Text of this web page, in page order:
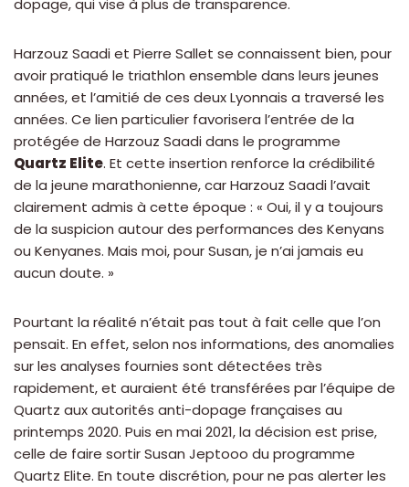
dopage, qui vise à plus de transparence.
Harzouz Saadi et Pierre Sallet se connaissent bien, pour
avoir pratiqué le triathlon ensemble dans leurs jeunes
années, et l’amitié de ces deux Lyonnais a traversé les
années. Ce lien particulier favorisera l’entrée de la
protégée de Harzouz Saadi dans le programme
Quartz Elite. Et cette insertion renforce la crédibilité
de la jeune marathonienne, car Harzouz Saadi l’avait
clairement admis à cette époque : « Oui, il y a toujours
de la suspicion autour des performances des Kenyans
ou Kenyanes. Mais moi, pour Susan, je n’ai jamais eu
aucun doute. »
Pourtant la réalité n’était pas tout à fait celle que l’on
pensait. En effet, selon nos informations, des anomalies
sur les analyses fournies sont détectées très
rapidement, et auraient été transférées par l’équipe de
Quartz aux autorités anti-dopage françaises au
printemps 2020. Puis en mai 2021, la décision est prise,
celle de faire sortir Susan Jeptooo du programme
Quartz Elite. En toute discrétion, pour ne pas alerter les